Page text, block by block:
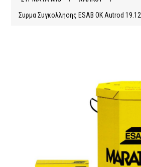
Συρμα Συγκολλησης ESAB OK Autrod 19.12